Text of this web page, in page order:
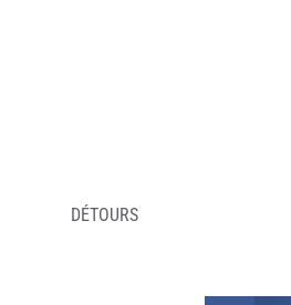
DÉTOURS